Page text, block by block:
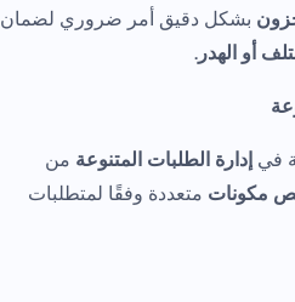
بشكل دقيق أمر ضروري لضمان
أو الهدر.
في إدارة الطلبات المتنوعة من
مكونات متعددة وفقًا لمتطلبات